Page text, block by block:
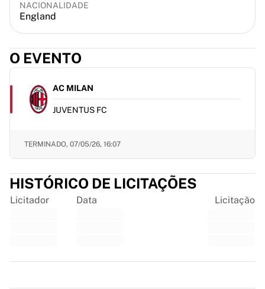
Harlequins
Ver tudo sobre râguebi
England Cricket
Delhi Capitals
Cricket Ireland
Ver tudo sobre críquete
Ver tudo sobre hóquei no gelo
Outro
Autenticação da camisola
NACIONALIDADE
England
O EVENTO
AC MILAN
JUVENTUS FC
TERMINADO, 07/05/26, 16:07
HISTÓRICO DE LICITAÇÕES
Licitador Data Licitação